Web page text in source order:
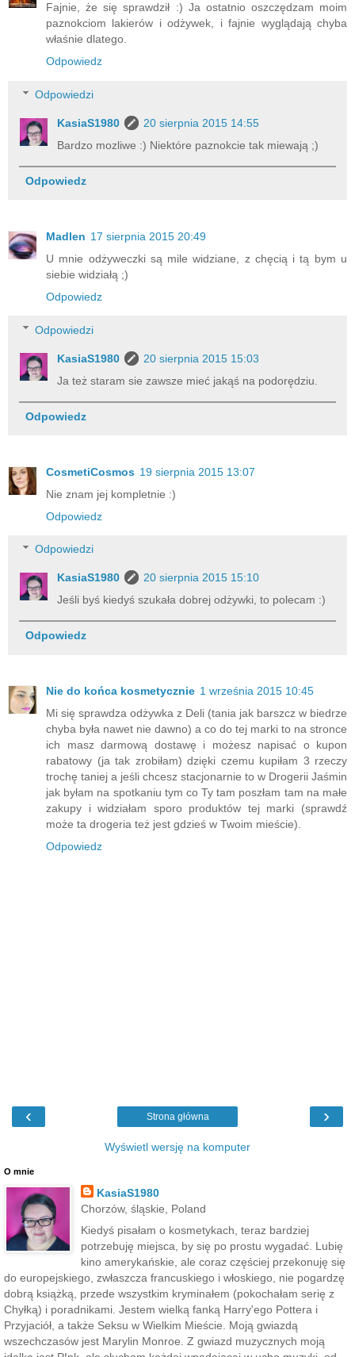
Fajnie, że się sprawdził :) Ja ostatnio oszczędzam moim
paznokciom lakierów i odżywek, i fajnie wyglądają chyba
właśnie dlatego.
Odpowiedz
Odpowiedzi
KasiaS1980
20 sierpnia 2015 14:55
Bardzo mozliwe :) Niektóre paznokcie tak miewają ;)
Odpowiedz
Madlen 17 sierpnia 2015 20:49
U mnie odżyweczki są mile widziane, z chęcią i tą bym u
siebie widziałą ;)
Odpowiedz
Odpowiedzi
KasiaS1980
20 sierpnia 2015 15:03
Ja też staram sie zawsze mieć jakąś na podorędziu.
Odpowiedz
CosmetiCosmos 19 sierpnia 2015 13:07
Nie znam jej kompletnie :)
Odpowiedz
Odpowiedzi
KasiaS1980
20 sierpnia 2015 15:10
Jeśli byś kiedyś szukała dobrej odżywki, to polecam :)
Odpowiedz
Nie do końca kosmetycznie 1 września 2015 10:45
Mi się sprawdza odżywka z Deli (tania jak barszcz w biedrze
chyba była nawet nie dawno) a co do tej marki to na stronce
ich masz darmową dostawę i możesz napisać o kupon
rabatowy (ja tak zrobiłam) dzięki czemu kupiłam 3 rzeczy
trochę taniej a jeśli chcesz stacjonarnie to w Drogerii Jaśmin
jak byłam na spotkaniu tym co Ty tam poszłam tam na małe
zakupy i widziałam sporo produktów tej marki (sprawdź
może ta drogeria też jest gdzieś w Twoim mieście).
Odpowiedz
‹ ›
Strona główna
Wyświetl wersję na komputer
O mnie
KasiaS1980
Chorzów, śląskie, Poland
Kiedyś pisałam o kosmetykach, teraz bardziej
potrzebuję miejsca, by się po prostu wygadać. Lubię
kino amerykańskie, ale coraz częściej przekonuję się
do europejskiego, zwłaszcza francuskiego i włoskiego, nie pogardzę
dobrą książką, przede wszystkim kryminałem (pokochałam serię z
Chyłką) i poradnikami. Jestem wielką fanką Harry'ego Pottera i
Przyjaciół, a także Seksu w Wielkim Mieście. Moją gwiazdą
wszechczasów jest Marylin Monroe. Z gwiazd muzycznych moją